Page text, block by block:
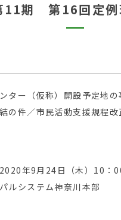
11期 第16回定例
ター（仮称）開設予定地
の件／市民活動支援規程改
年9月24日（木）10：
ルシステム神奈川本部